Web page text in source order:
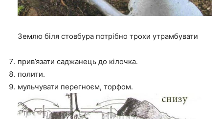
Землю біля стовбура потрібно трохи утрамбувати
прив’язати саджанець до кілочка.
полити.
мульчувати перегноєм, торфом.